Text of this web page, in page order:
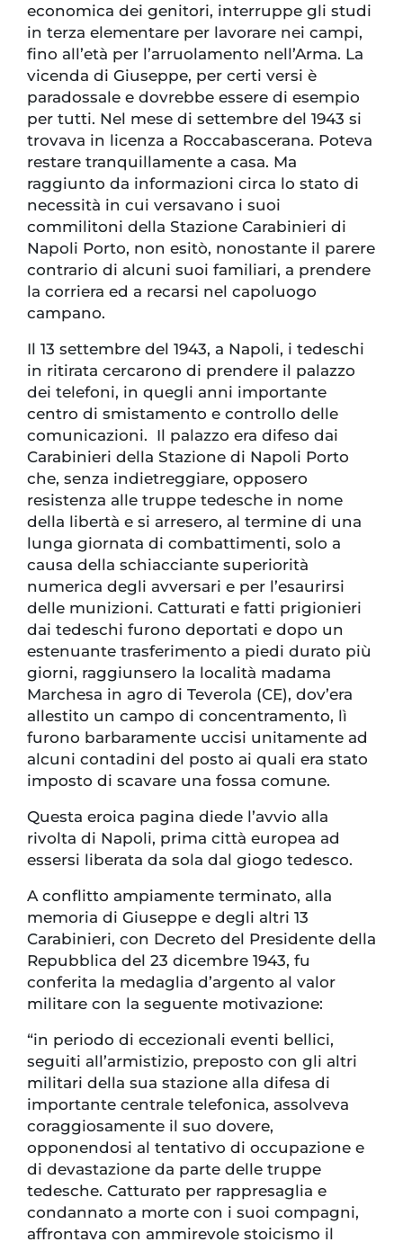
economica dei genitori, interruppe gli studi
in terza elementare per lavorare nei campi,
fino all’età per l’arruolamento nell’Arma. La
vicenda di Giuseppe, per certi versi è
paradossale e dovrebbe essere di esempio
per tutti. Nel mese di settembre del 1943 si
trovava in licenza a Roccabascerana. Poteva
restare tranquillamente a casa. Ma
raggiunto da informazioni circa lo stato di
necessità in cui versavano i suoi
commilitoni della Stazione Carabinieri di
Napoli Porto, non esitò, nonostante il parere
contrario di alcuni suoi familiari, a prendere
la corriera ed a recarsi nel capoluogo
campano.
Il 13 settembre del 1943, a Napoli, i tedeschi
in ritirata cercarono di prendere il palazzo
dei telefoni, in quegli anni importante
centro di smistamento e controllo delle
comunicazioni. Il palazzo era difeso dai
Carabinieri della Stazione di Napoli Porto
che, senza indietreggiare, opposero
resistenza alle truppe tedesche in nome
della libertà e si arresero, al termine di una
lunga giornata di combattimenti, solo a
causa della schiacciante superiorità
numerica degli avversari e per l’esaurirsi
delle munizioni. Catturati e fatti prigionieri
dai tedeschi furono deportati e dopo un
estenuante trasferimento a piedi durato più
giorni, raggiunsero la località madama
Marchesa in agro di Teverola (CE), dov’era
allestito un campo di concentramento, lì
furono barbaramente uccisi unitamente ad
alcuni contadini del posto ai quali era stato
imposto di scavare una fossa comune.
Questa eroica pagina diede l’avvio alla
rivolta di Napoli, prima città europea ad
essersi liberata da sola dal giogo tedesco.
A conflitto ampiamente terminato, alla
memoria di Giuseppe e degli altri 13
Carabinieri, con Decreto del Presidente della
Repubblica del 23 dicembre 1943, fu
conferita la medaglia d’argento al valor
militare con la seguente motivazione:
“in periodo di eccezionali eventi bellici,
seguiti all’armistizio, preposto con gli altri
militari della sua stazione alla difesa di
importante centrale telefonica, assolveva
coraggiosamente il suo dovere,
opponendosi al tentativo di occupazione e
di devastazione da parte delle truppe
tedesche. Catturato per rappresaglia e
condannato a morte con i suoi compagni,
affrontava con ammirevole stoicismo il